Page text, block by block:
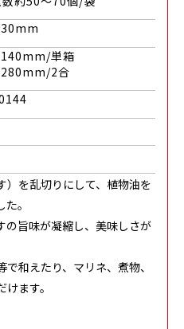
単箱
2合
）を乱切りにして、植物油を
。
の旨味が凝縮し、美味しさが
和えたり、マリネ、煮物、
ます。